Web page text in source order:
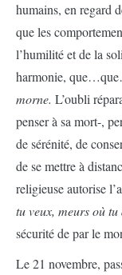
humains, en regard
que les
l’humilité et de la
harmonie,
morne. L’oubli
penser à sa mort-,
de sérénité, de
de se mettre à
religieuse autorise
tu veux, meurs où tu
sécurité de par le
Le 21 novembre,